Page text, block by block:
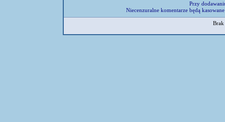
Przy
Niecenzuralne komentarze będą